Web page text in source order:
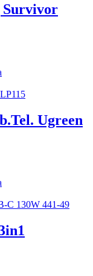
Survivor
Ugreen